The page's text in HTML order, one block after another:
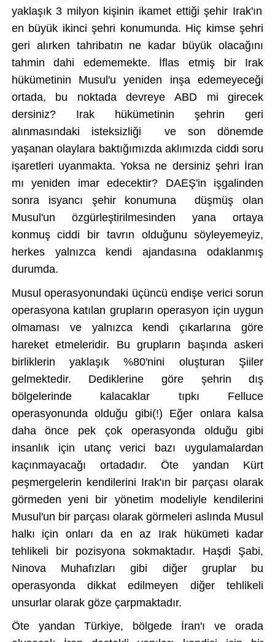
yaklaşık 3 milyon kişinin ikamet ettiği şehir Irak'ın
en büyük ikincişehri konumunda. Hiç kimseşehri
geri alırken tahribatın ne kadar büyük olacağını
tahmin dahi edememekte. İflas etmiş bir Irak
hükümetinin Musul'u yeniden inşa edemeyeceği
ortada, bu noktada devreye ABD mi girecek
dersiniz? Irak hükümetininşehrin geri
alınmasındaki isteksizliği ve son dönemde
yaşanan olaylara baktığımızda aklımızda ciddi soru
işaretleri uyanmakta. Yoksa ne dersiniz şehri İran
mı yeniden imar edecektir? DAEŞ'in işgalinden
sonra isyancı şehir konumuna düşmüş olan
Musul'un özgürleştirilmesinden yana ortaya
konmuş ciddi bir tavrın olduğunu söyleyemeyiz,
herkes yalnızca kendi ajandasına odaklanmış
durumda.
Musul operasyonundaki üçüncü endişe verici sorun
operasyona katılan gruplarınoperasyon için uygun
olmaması ve yalnızca kendiçıkarlarına göre
hareket etmeleridir. Bu grupların başında askeri
birliklerin yaklaşık %80'nini oluşturan Şiiler
gelmektedir. Dediklerine göre şehrin dış
bölgelerinde kalacaklar tıpkı Felluce
operasyonunda olduğu gibi(!) Eğer onlara kalsa
dahaönce pek çok operasyonda olduğu gibi
insanlık için utanç verici bazı uygulamalardan
kaçınmayacağı ortadadır. Öte yandan Kürt
peşmergelerin kendilerini Irak'ın bir parçası olarak
görmeden yeni bir yönetim modeliyle kendilerini
Musul'un bir parçası olarak görmeleri aslında Musul
halkı için onları da en az Irak hükümeti kadar
tehlikeli bir pozisyona sokmaktadır. Haşdi Şabi,
Ninova Muhafızları gibi diğer gruplar bu
operasyonda dikkat edilmeyen diğer tehlikeli
unsurlar olarak göze çarpmaktadır.
Öte yandan Türkiye, bölgede İran'ı ve orada